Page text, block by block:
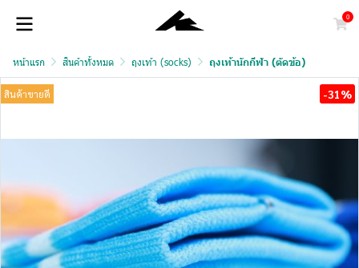
0
หน้าแรก สินค้าทั้งหมด ถุงเท้า (socks) ถุงเท้านักกีฬา (ตัดข้อ)
สินค้าขายดี -31%